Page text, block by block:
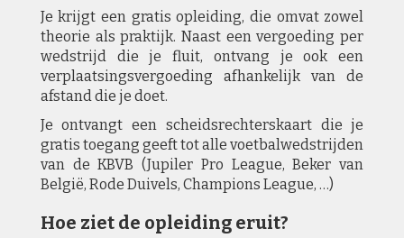
Je krijgt een gratis opleiding, die omvat zowel
theorie als praktijk. Naast een vergoeding per
wedstrijd die je fluit, ontvang je ook een
verplaatsingsvergoeding afhankelijk van de
afstand die je doet.
Je ontvangt een scheidsrechterskaart die je
gratis toegang geeft tot alle voetbalwedstrijden
van de KBVB (Jupiler Pro League, Beker van
België, Rode Duivels, Champions League, …)
Hoe ziet de opleiding eruit?